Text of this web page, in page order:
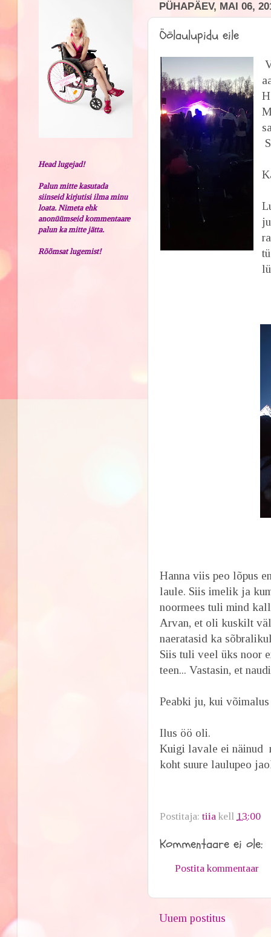
PÜHAPÄEV, MAI 06,
Öölaulupidu eile
Hanna viis peo lõpus
laule. Siis imelik ja
noormees tuli mind
Arvan, et oli kuskilt
naeratasid ka
Siis tuli veel üks noor
teen... Vastasin, et
Peabki ju, kui
Ilus öö oli.
Kuigi lavale ei näinud
koht suure laulupeo
Postitaja:tiia kell 13:00
Kommentaare ei ole:
Postita kommentaar
Uuem postitus
Head lugejad!
Palun mitte kasutada
siinseid kirjutisi ilma minu
loata. Nimeta ehk
anonüümseid kommentaare
palun ka mitte jätta.
Rõõmsat lugemist!